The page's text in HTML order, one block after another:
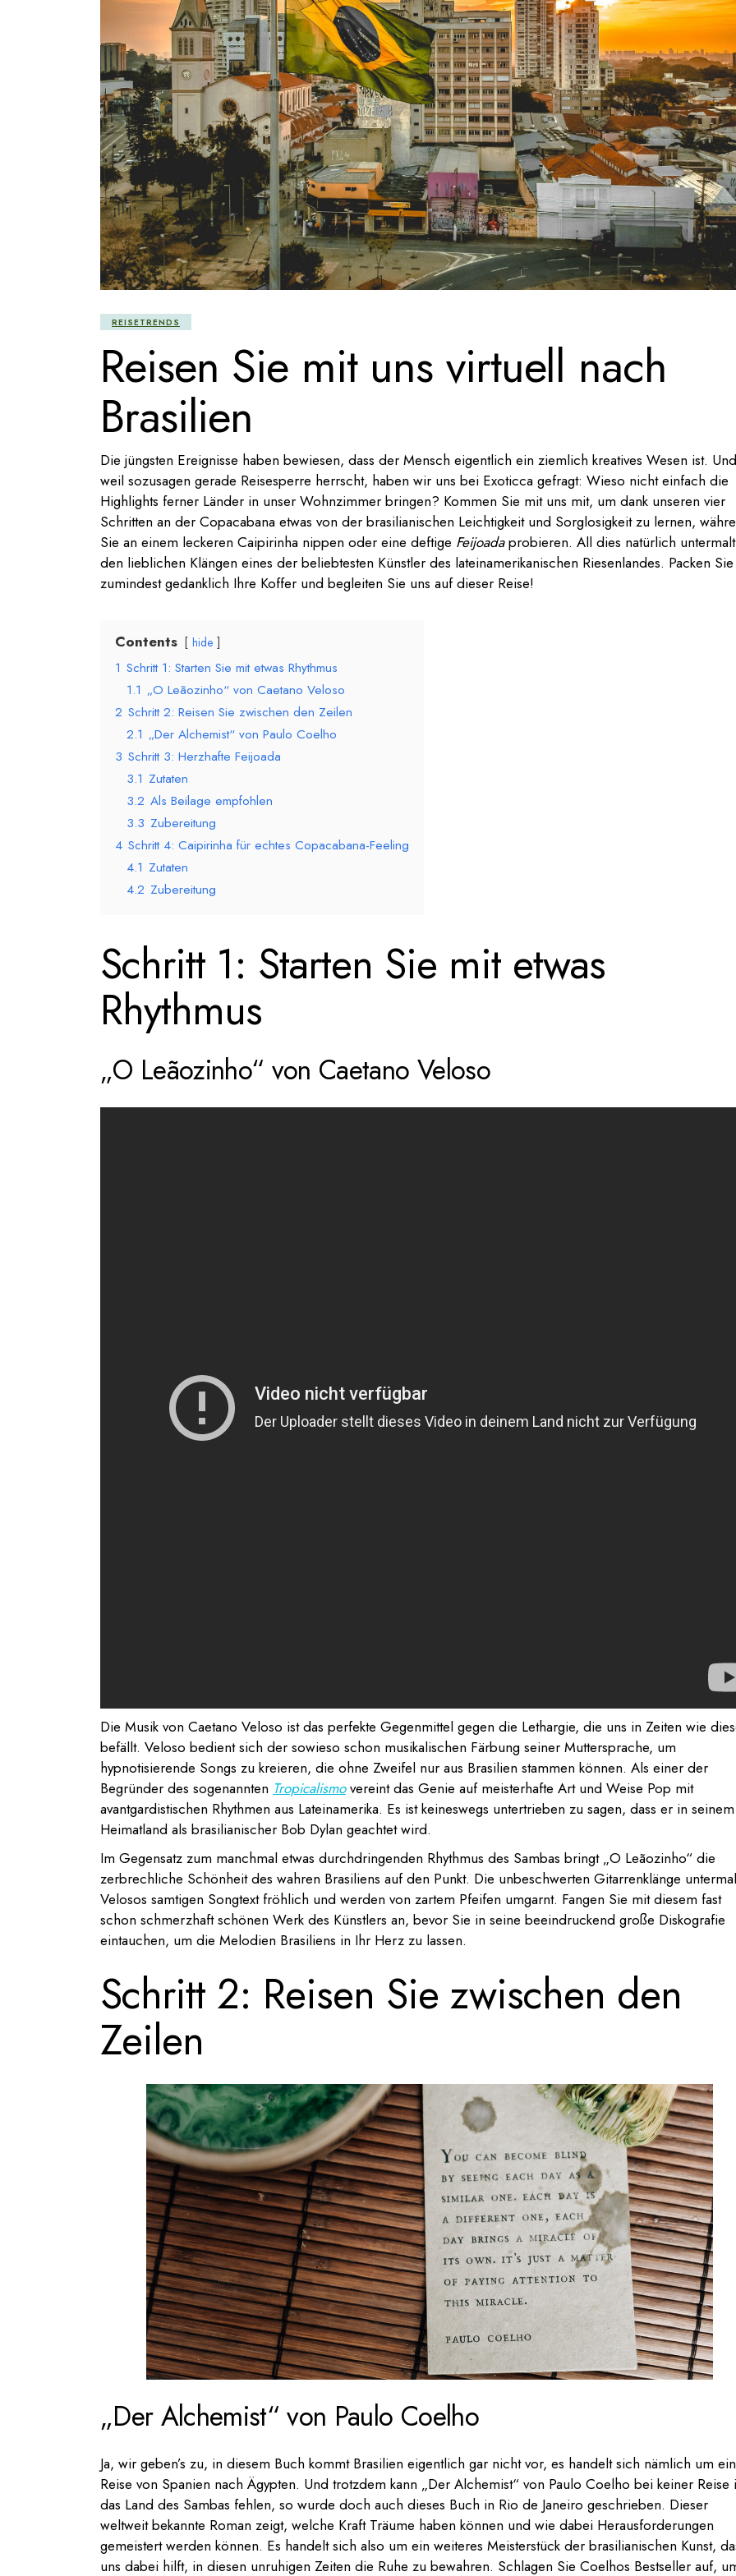
REISETRENDS
Reisen Sie mit uns virtuell nach
Brasilien
Die jüngsten Ereignisse haben bewiesen, dass der Mensch eigentlich ein ziemlich kreatives Wesen ist. Und
weil sozusagen gerade Reisesperre herrscht, haben wir uns bei Exoticca gefragt: Wieso nicht einfach die
Highlights ferner Länder in unser Wohnzimmer bringen? Kommen Sie mit uns mit, um dank unseren vier
Schritten an der Copacabana etwas von der brasilianischen Leichtigkeit und Sorglosigkeit zu lernen,
Sie an einem leckeren Caipirinha nippen oder eine deftige Feijoadaprobieren. All dies natürlich
den lieblichen Klängen eines der beliebtesten Künstler des lateinamerikanischen Riesenlandes. Packen Sie
zumindest gedanklich Ihre Koffer und begleiten Sie uns auf dieser Reise!
Contents hide
1 Schritt 1: Starten Sie mit etwas Rhythmus
1.1 „O Leãozinho“ von Caetano Veloso
2 Schritt 2: Reisen Sie zwischen den Zeilen
2.1 „Der Alchemist“ von Paulo Coelho
3 Schritt 3: Herzhafte Feijoada
3.1 Zutaten
3.2 Als Beilage empfohlen
3.3 Zubereitung
4 Schritt 4: Caipirinha für echtes Copacabana-Feeling
4.1 Zutaten
4.2 Zubereitung
Schritt 1: Starten Sie mit etwas
Rhythmus
„O Leãozinho“ von Caetano Veloso
Die Musik von Caetano Veloso ist das perfekte Gegenmittel gegen die Lethargie, die uns in Zeiten wie
befällt. Veloso bedient sich der sowieso schon musikalischen Färbung seiner Muttersprache, um
hypnotisierende Songs zu kreieren, die ohne Zweifel nur aus Brasilien stammen können. Als einer der
Begründer des sogenannten Tropicalismovereint das Genie auf meisterhafte Art und Weise Pop mit
avantgardistischen Rhythmen aus Lateinamerika. Es ist keineswegs untertrieben zu sagen, dass er in seinem
Heimatland als brasilianischer Bob Dylan geachtet wird.
Im Gegensatz zum manchmal etwas durchdringenden Rhythmus des Sambas bringt „O Leãozinho“ die
zerbrechliche Schönheit des wahren Brasiliens auf den Punkt. Die unbeschwerten Gitarrenklänge
Velosos samtigen Songtext fröhlich und werden von zartem Pfeifen umgarnt. Fangen Sie mit diesem fast
schon schmerzhaft schönen Werk des Künstlers an, bevor Sie in seine beeindruckend große Diskografie
eintauchen, um die Melodien Brasiliens in Ihr Herz zu lassen.
Schritt 2: Reisen Sie zwischen den
Zeilen
„Der Alchemist“ von Paulo Coelho
Ja, wir geben’s zu, in diesem Buch kommt Brasilien eigentlich gar nicht vor, es handelt sich nämlich um
Reise von Spanien nach Ägypten. Und trotzdem kann „Der Alchemist“ von Paulo Coelho bei keiner Reise
das Land des Sambas fehlen, so wurde doch auch dieses Buch in Rio de Janeiro geschrieben. Dieser
weltweit bekannte Roman zeigt, welche Kraft Träume haben können und wie dabei Herausforderungen
gemeistert werden können. Es handelt sich also um ein weiteres Meisterstück der brasilianischen Kunst,
uns dabei hilft, in diesen unruhigen Zeiten die Ruhe zu bewahren. Schlagen Sie Coelhos Bestseller auf,